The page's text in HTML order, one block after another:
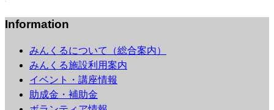
Information
みんくるについて（総合案内）
みんくる施設利用案内
イベント・講座情報
助成金・補助金